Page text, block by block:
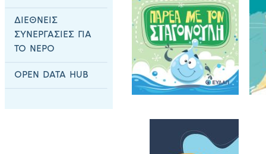
ΔΙΕΘΝΕΙΣ
ΣΥΝΕΡΓΑΣΙΕΣ ΓΙΑ
ΤΟ ΝΕΡΟ
OPEN DATA HUB